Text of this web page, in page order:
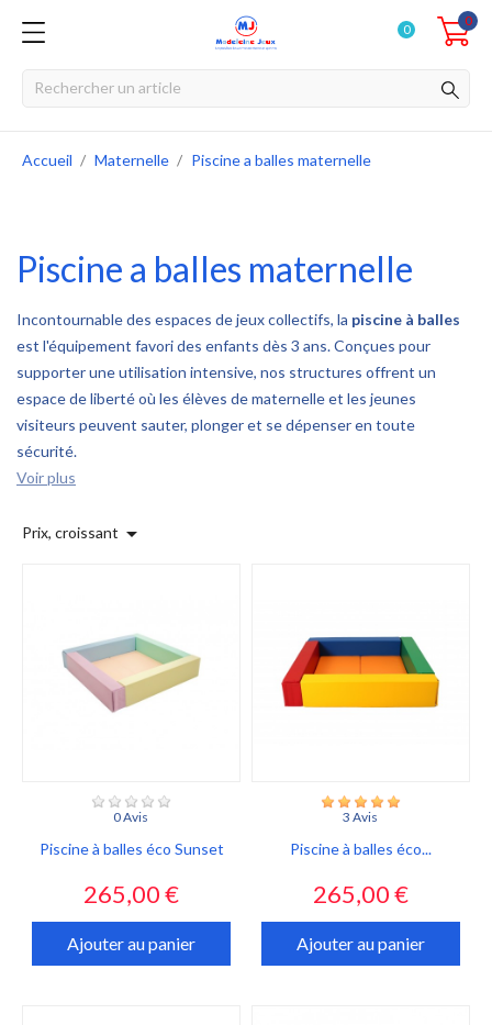
0
0
Accueil Maternelle Piscine a balles maternelle
Piscine a balles maternelle
Incontournable des espaces de jeux collectifs, la piscine à balles
est l'équipement favori des enfants dès 3 ans. Conçues pour
supporter une utilisation intensive, nos structures offrent un
espace de liberté où les élèves de maternelle et les jeunes
visiteurs peuvent sauter, plonger et se dépenser en toute
sécurité.
Voir plus
Prix, croissant 
0 Avis
Piscine à balles éco Sunset
Prix
265,00 €
Ajouter au panier
3 Avis
Piscine à balles éco...
Prix
265,00 €
Ajouter au panier